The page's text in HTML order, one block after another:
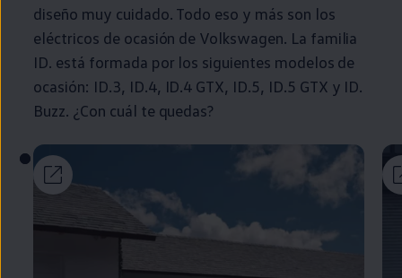
diseño muy cuidado. Todo eso y más son los
eléctricos de ocasión de Volkswagen. La familia
ID. está formada por los siguientes modelos de
ocasión: ID.3, ID.4, ID.4 GTX, ID.5, ID.5 GTX y ID.
Buzz. ¿Con cuál te quedas?